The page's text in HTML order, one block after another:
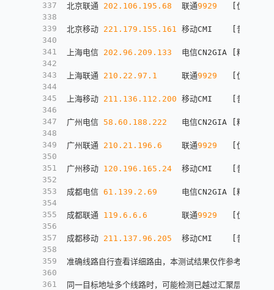
337
338
339
340
341
342
343
344
345
346
347
348
349
350
351
352
353
354
355
356
357
358
359
360
361
北京联通 202.106 .195 .68
  联通
9929 [优质线路
北京移动 221.179 .155 .161 移动CMI [普通线路
上海电信 202.96 .209 .133
  电信CN2GIA
[精品线路
上海联通 210.22 .97 .1
     联通
9929 [优质线路
上海移动 211.136 .112 .200 移动CMI [普通线路
广州电信 58.60 .188 .222
   电信CN2GIA
[精品线路
广州联通 210.21 .196 .6
    联通
9929 [优质线路
广州移动 120.196 .165 .24
  移动CMI
[普通线路
成都电信 61.139 .2 .69
     电信CN2GIA
[精品线路
成都联通 119.6 .6 .6
       联通
9929 [优质线路
成都移动 211.137 .96 .205
  移动CMI
[普通线路
准确线路自行查看详细路由，本测试结果仅作参考
同一目标地址多个线路时，可能检测已越过汇聚层，除了